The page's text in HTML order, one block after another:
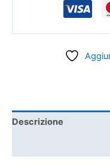
Descrizione